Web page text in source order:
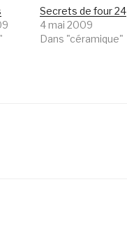
Secrets de four 24
4 mai 2009
Dans "céramique"